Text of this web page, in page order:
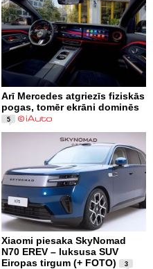
Arī Mercedes atgriezīs fiziskās
pogas, tomēr ekrāni dominēs
5
Xiaomi piesaka SkyNomad
N70 EREV – luksusa SUV
Eiropas tirgum (+ FOTO)
3